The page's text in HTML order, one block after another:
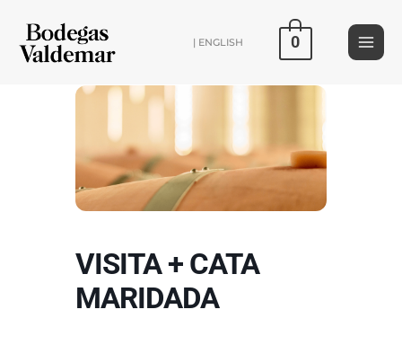
contenido
| ENGLISH 0
VISITA + CATA
MARIDADA